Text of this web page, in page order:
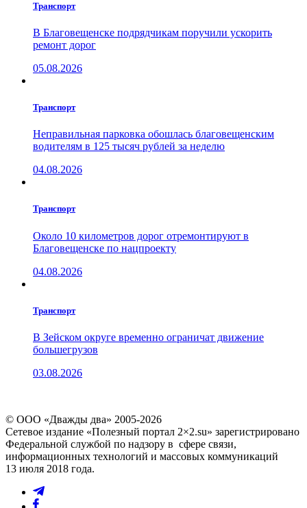
Транспорт
В Благовещенске подрядчикам поручили ускорить
ремонт дорог
05.08.2026
Транспорт
Неправильная парковка обошлась благовещенским
водителям в 125 тысяч рублей за неделю
04.08.2026
Транспорт
Около 10 километров дорог отремонтируют в
Благовещенске по нацпроекту
04.08.2026
Транспорт
В Зейском округе временно ограничат движение
большегрузов
03.08.2026
© ООО «Дважды два» 2005-2026
Сетевое издание «Полезный портал 2×2.su» зарегистрировано
Федеральной службой по надзору в сфере связи,
информационных технологий и массовых коммуникаций
13 июля 2018 года.